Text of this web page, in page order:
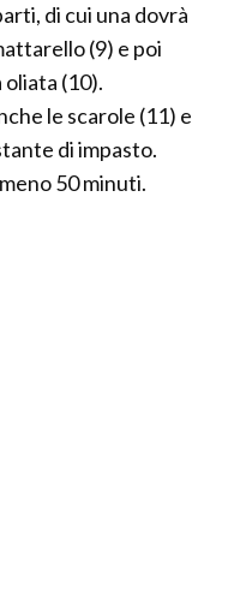
di cui una dovrà
(9) e poi
(10).
le scarole (11) e
di impasto.
50 minuti.